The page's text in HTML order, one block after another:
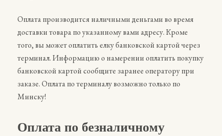
Оплата производится наличными деньгами во время
доставки товара по указанному вами адресу. Кроме
того, вы может оплатить елку банковской картой через
терминал. Информацию о намерении оплатить покупку
банковской картой сообщите заранее оператору при
заказе. Оплата по терминалу возможно только по
Минску!
Оплата по безналичному